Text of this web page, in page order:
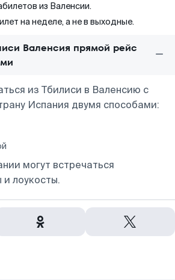
из Валенсии.
на неделе, а не в выходные.
Валенсия прямой рейс
из Тбилиси в Валенсию с
Испания двумя способами:
могут встречаться
лоукосты.